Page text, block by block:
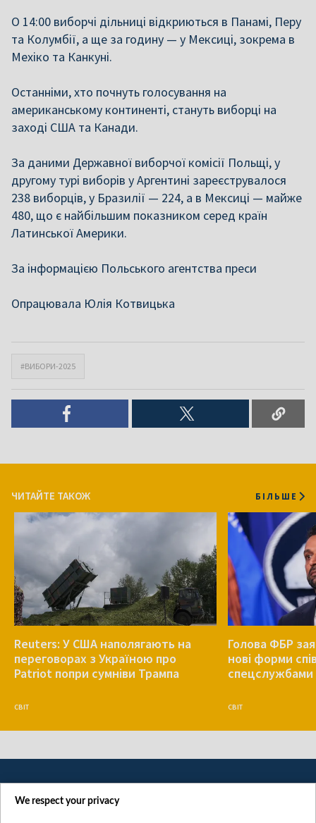
О 14:00 виборчі дільниці відкриються в Панамі, Перу
та Колумбії, а ще за годину — у Мексиці, зокрема в
Мехіко та Канкуні.
Останніми, хто почнуть голосування на
американському континенті, стануть виборці на
заході США та Канади.
За даними Державної виборчої комісії Польщі, у
другому турі виборів у Аргентині зареєструвалося
238 виборців, у Бразилії — 224, а в Мексиці — майже
480, що є найбільшим показником серед країн
Латинської Америки.
За інформацією Польського агентства преси
Опрацювала Юлія Котвицька
#ВИБОРИ-2025
ЧИТАЙТЕ ТАКОЖ БІЛЬШЕ
Reuters: У США наполягають на
переговорах з Україною про
Patriot попри сумніви Трампа
СВІТ
Голова ФБР
нові форми
спецслужбами
СВІТ
We respect your privacy